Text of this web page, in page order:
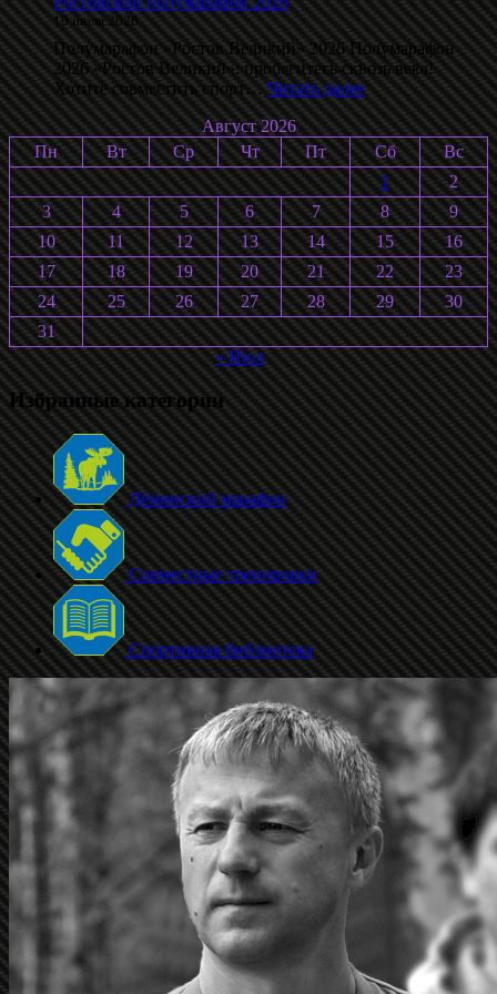
10 июля 2026
Полумарафон «Ростов Великий» 2026 Полумарафон
2026 «Ростов Великий»: пробегитесь сквозь века!
Хотите совместить спорт…Читать далее:
Ростовский
полумарафон
2026
Август 2026
Пн
Вт Ср Чт Пт Сб
Вс
1
2
3
4 5 6 7 8
9
10
11 12 13 14 15
16
17
18 19 20 21 22
23
24
25 26 27 28 29
30
31
« Июл
Избранные категории
Дёминский марафон
Совместные тренировки
Спортивная библиотека